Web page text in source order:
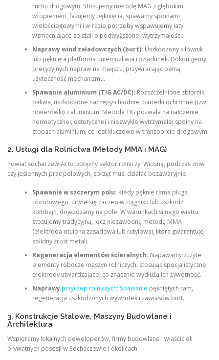
ruchu drogowym. Stosujemy metodę MAG z głębokim
wtopieniem, fazujemy pęknięcia, spawamy spoinami
wielościegowymi i w razie potrzeby wspawujemy łaty
wzmacniające ze stali o podwyższonej wytrzymałości.
Naprawy wind załadowczych (burt): Uszkodzony siłownik
lub pęknięta platforma uniemożliwia rozładunek. Dokonujemy
precyzyjnych napraw na miejscu, przywracając pełną
użyteczność mechanizmu.
Spawanie aluminium (TIG AC/DC): Rozszczelnione zbiorniki
paliwa, uszkodzone naczepy-chłodnie, barierki ochronne (tzw.
rowerówki) z aluminium. Metoda TIG pozwala na nałożenie
hermetycznej, estetycznej i niezwykle wytrzymałej spoiny na
stopach aluminium, co jest kluczowe w transporcie drogowym.
2. Usługi dla Rolnictwa (Metody MMA i MAG)
Powiat sochaczewski to potężny sektor rolniczy. Wiosną, podczas żniw
czy jesiennych prac polowych, sprzęt musi działać bezawaryjnie.
Spawanie w szczerym polu: Kiedy pęknie rama pługa
obrotowego, urwie się zaczep w ciągniku lub uszkodzi
kombajn, dojeżdżamy na pole. W warunkach silnego wiatru
stosujemy tradycyjną, lecz niezawodną metodę MMA
(elektroda otulona zasadowa lub rutylowa), która gwarantuje
solidny zrost metali.
Regeneracja elementów ścieralnych: Napawamy zużyte
elementy robocze maszyn rolniczych, stosując specjalistyczne
elektrody utwardzające, co znacznie wydłuża ich żywotność.
Naprawyprzyczep rolniczych: Spawanie pękniętych ram,
regeneracja uszkodzonych wywrotek i zawiasów burt.
3. Konstrukcje Stalowe, Maszyny Budowlane i
Architektura
Wspieramy lokalnych deweloperów, firmy budowlane i właścicieli
prywatnych posesji w Sochaczewie i okolicach.